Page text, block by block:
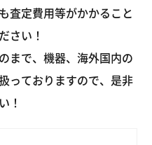
査定費用等がかかること
さい！
まで、機器、海外国内の
っておりますので、是非
！